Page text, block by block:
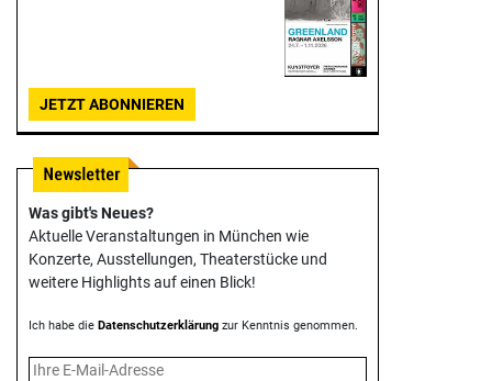
JETZT ABONNIEREN
Was gibt's Neues?
Aktuelle Veranstaltungen in München wie
Konzerte, Ausstellungen, Theater­stücke und
weitere Highlights auf einen Blick!
Ich habe die Datenschutzerklärung zur Kenntnis genommen.